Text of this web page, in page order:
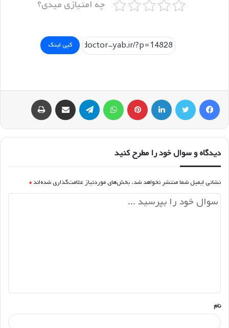
چه امتیازی میدی؟
کپی لینک
فیسبوک توییتر لینکداین پینتریست تلگرام اشتراک گذاری با ایمیل
دیدگاه و سوال خود را مطرح کنید
نشانی ایمیل شما منتشر نخواهد شد. بخش‌های موردنیاز علامت‌گذاری شده‌اند *
*
نام